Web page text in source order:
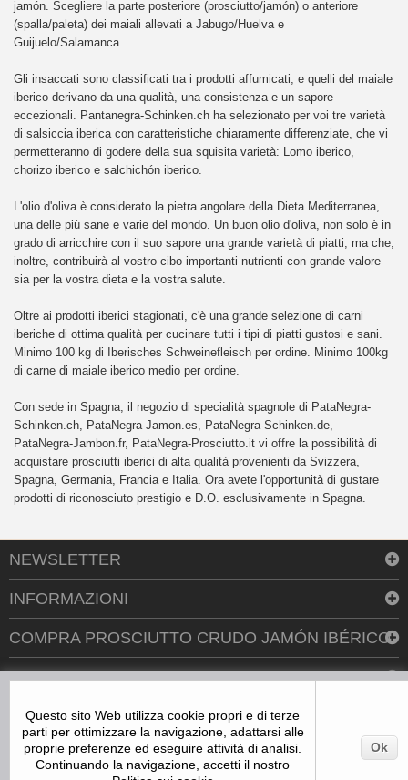
jamón. Scegliere la parte posteriore (prosciutto/jamón) o anteriore
(spalla/paleta) dei maiali allevati a Jabugo/Huelva e
Guijuelo/Salamanca.
Gli insaccati sono classificati tra i prodotti affumicati, e quelli del maiale
iberico derivano da una qualità, una consistenza e un sapore
eccezionali. Pantanegra-Schinken.ch ha selezionato per voi tre varietà
di salsiccia iberica con caratteristiche chiaramente differenziate, che vi
permetteranno di godere della sua squisita varietà: Lomo iberico,
chorizo iberico e salchichón iberico.
L'olio d'oliva è considerato la pietra angolare della Dieta Mediterranea,
una delle più sane e varie del mondo. Un buon olio d'oliva, non solo è in
grado di arricchire con il suo sapore una grande varietà di piatti, ma che,
inoltre, contribuirà al vostro cibo importanti nutrienti con grande valore
sia per la vostra dieta e la vostra salute.
Oltre ai prodotti iberici stagionati, c'è una grande selezione di carni
iberiche di ottima qualità per cucinare tutti i tipi di piatti gustosi e sani.
Minimo 100 kg di Iberisches Schweinefleisch per ordine. Minimo 100kg
di carne di maiale iberico medio per ordine.
Con sede in Spagna, il negozio di specialità spagnole di PataNegra-
Schinken.ch, PataNegra-Jamon.es, PataNegra-Schinken.de,
PataNegra-Jambon.fr, PataNegra-Prosciutto.it vi offre la possibilità di
acquistare prosciutti iberici di alta qualità provenienti da Svizzera,
Spagna, Germania, Francia e Italia. Ora avete l'opportunità di gustare
prodotti di riconosciuto prestigio e D.O. esclusivamente in Spagna.
NEWSLETTER
INFORMAZIONI
COMPRA PROSCIUTTO CRUDO JAMÓN IBÉRICO
CONTATTACI
Questo sito Web utilizza cookie propri e di terze
parti per ottimizzare la navigazione, adattarsi alle
proprie preferenze ed eseguire attività di analisi.
Continuando la navigazione, accetti il nostro
Ok